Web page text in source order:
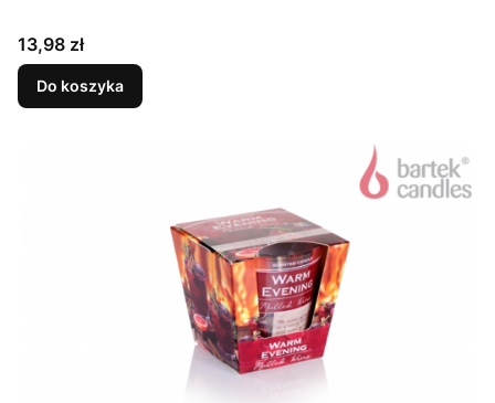
Cena
13,98 zł
Do koszyka